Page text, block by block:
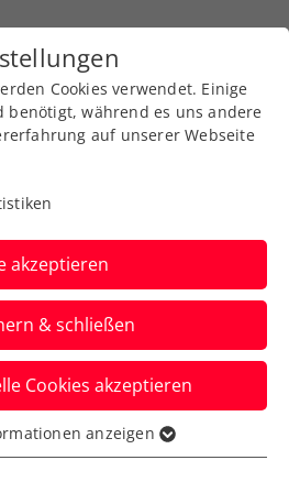
ein voller
sieht der Colony Club
wie qualitativ
Cookies verwendet. Einige
benötigt, während es uns andere
auf unserer Webseite
akzeptieren
& schließen
Cookies akzeptieren
für grundlegende
anzeigen